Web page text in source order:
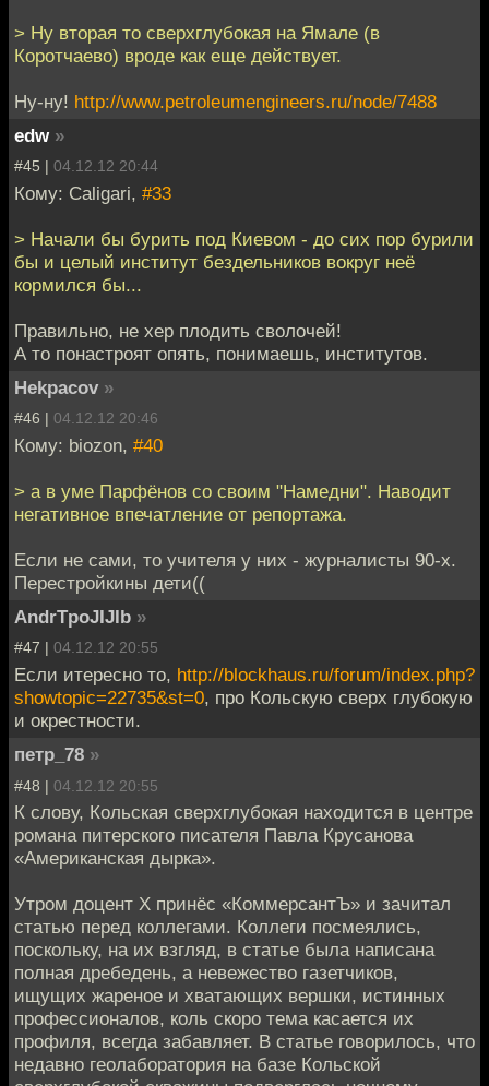
> Ну вторая то сверхглубокая на Ямале (в
Коротчаево) вроде как еще действует.
Ну-ну! http://www.petroleumengineers.ru/node/7488
edw »
#45 | 04.12.12 20:44
Кому: Caligari, #33
> Начали бы бурить под Киевом - до сих пор бурили
бы и целый институт бездельников вокруг неё
кормился бы...
Правильно, не хер плодить сволочей!
А то понастроят опять, понимаешь, институтов.
Hekpacov »
#46 | 04.12.12 20:46
Кому: biozon, #40
> а в уме Парфёнов со своим "Намедни". Наводит
негативное впечатление от репортажа.
Если не сами, то учителя у них - журналисты 90-х.
Перестройкины дети((
AndrTpoJIJIb »
#47 | 04.12.12 20:55
Если итересно то, http://blockhaus.ru/forum/index.php?
showtopic=22735&st=0, про Кольскую сверх глубокую
и окрестности.
петр_78 »
#48 | 04.12.12 20:55
К слову, Кольская сверхглубокая находится в центре
романа питерского писателя Павла Крусанова
«Американская дырка».
Утром доцент X принёс «КоммерсантЪ» и зачитал
статью перед коллегами. Коллеги посмеялись,
поскольку, на их взгляд, в статье была написана
полная дребедень, а невежество газетчиков,
ищущих жареное и хватающих вершки, истинных
профессионалов, коль скоро тема касается их
профиля, всегда забавляет. В статье говорилось, что
недавно геолаборатория на базе Кольской